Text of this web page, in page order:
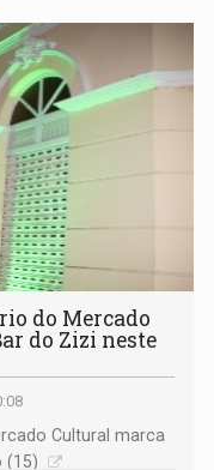
do Mercado
do Zizi neste
Cultural marca
(15)